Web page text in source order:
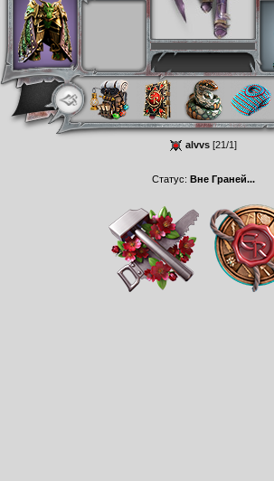
Статус: Вне Граней...
alvvs [21/1]